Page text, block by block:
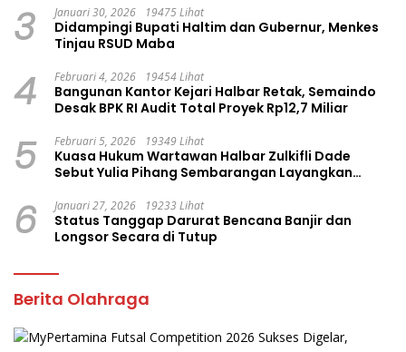
3 Januari 30, 2026 19475 Lihat
Didampingi Bupati Haltim dan Gubernur, Menkes
Tinjau RSUD Maba
4 Februari 4, 2026 19454 Lihat
Bangunan Kantor Kejari Halbar Retak, Semaindo
Desak BPK RI Audit Total Proyek Rp12,7 Miliar
5 Februari 5, 2026 19349 Lihat
Kuasa Hukum Wartawan Halbar Zulkifli Dade
Sebut Yulia Pihang Sembarangan Layangkan
6 Januari 27, 2026 19233 Lihat
Status Tanggap Darurat Bencana Banjir dan
Longsor Secara di Tutup
Berita Olahraga